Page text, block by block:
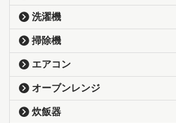
洗濯機
掃除機
エアコン
オーブンレンジ
炊飯器